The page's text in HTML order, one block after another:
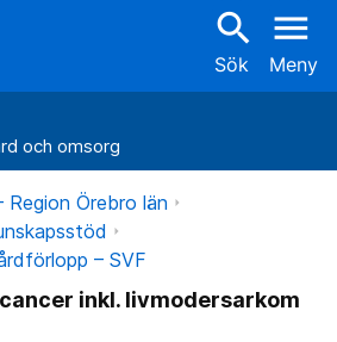
search
Sök
menu
Meny
och omsorg
Region Örebro län
– SVF
inkl. livmodersarkom